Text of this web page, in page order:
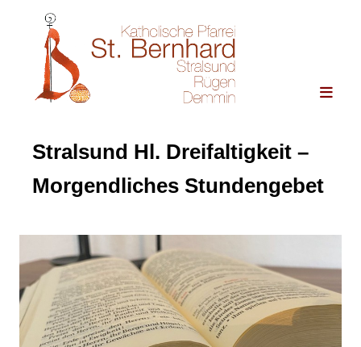
Stralsund Hl. Dreifaltigkeit –
Morgendliches Stundengebet